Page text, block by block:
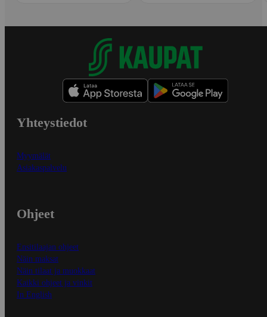
Yhteystiedot
Myymälät
Asiakaspalvelu
Ohjeet
Ensitilaajan ohjeet
Näin maksat
Näin tilaat ja muokkaat
Kaikki ohjeet ja vinkit
In English